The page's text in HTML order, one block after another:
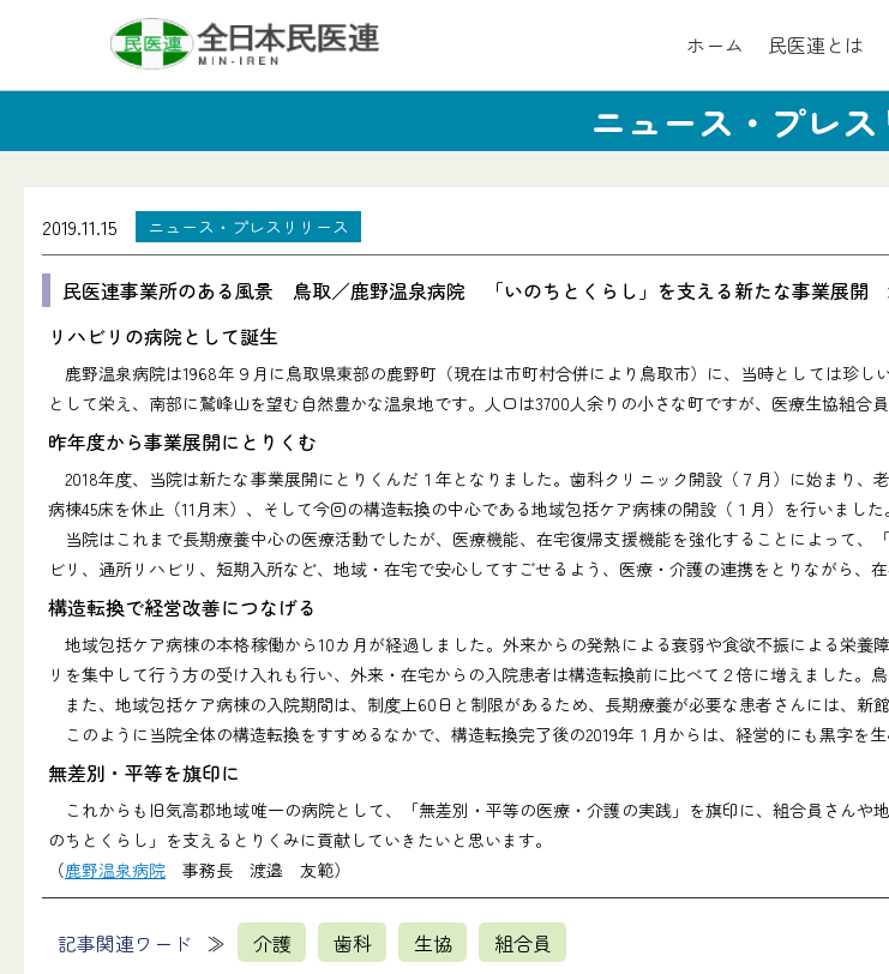
ホーム 民医連とは
ニュース・プレ
2019.11.15 ニュース・プレスリリース
民医連事業所のある風景 鳥取／鹿野温泉病院 「いのちとくらし」を支える新たな事業展開
リハビリの病院として誕生
鹿野温泉病院は1968年９月に鳥取県東部の鹿野町（現在は市町村合併により鳥取市）に、当時としては珍
として栄え、南部に鷲峰山を望む自然豊かな温泉地です。人口は3700人余りの小さな町ですが、医療生協組合
昨年度から事業展開にとりくむ
2018年度、当院は新たな事業展開にとりくんだ１年となりました。歯科クリニック開設（７月）に始まり
病棟45床を休止（11月末）、そして今回の構造転換の中心である地域包括ケア病棟の開設（１月）を行いました。
当院はこれまで長期療養中心の医療活動でしたが、医療機能、在宅復帰支援機能を強化することによって
ビリ、通所リハビリ、短期入所など、地域・在宅で安心してすごせるよう、医療・介護の連携をとりながら、
構造転換で経営改善につなげる
地域包括ケア病棟の本格稼働から10カ月が経過しました。外来からの発熱による衰弱や食欲不振による栄
リを集中して行う方の受け入れも行い、外来・在宅からの入院患者は構造転換前に比べて２倍に増えました。
また、地域包括ケア病棟の入院期間は、制度上60日と制限があるため、長期療養が必要な患者さんには、新
このように当院全体の構造転換をすすめるなかで、構造転換完了後の2019年１月からは、経営的にも黒字を
無差別・平等を旗印に
これからも旧気高郡地域唯一の病院として、「無差別・平等の医療・介護の実践」を旗印に、組合員さん
のちとくらし」を支えるとりくみに貢献していきたいと思います。
（鹿野温泉病院 事務長 渡邉 友範）
記事関連ワード 介護 歯科 生協 組合員